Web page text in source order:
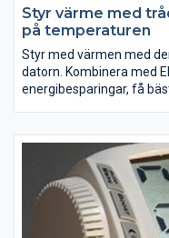
Styr värme med
på temperaturen
Styr med värmen med
datorn. Kombinera med
energibesparingar, få